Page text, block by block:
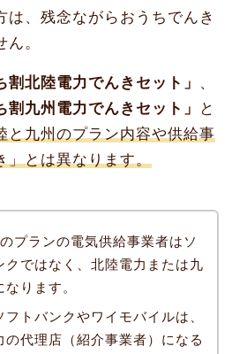
は、残念ながらおうちでんき
。
割北陸電力でんきセット」
、
割九州電力でんきセット」
と
と九州のプラン内容や供給事
」とは異なります。
のプランの電気供給事業者はソ
クではなく、北陸電力または九
ります。
フトバンクやワイモバイルは、
の代理店（紹介事業者）になる